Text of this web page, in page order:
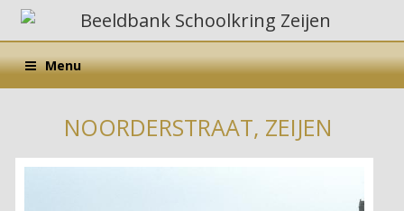
Menu
NOORDERSTRAAT, ZEIJEN